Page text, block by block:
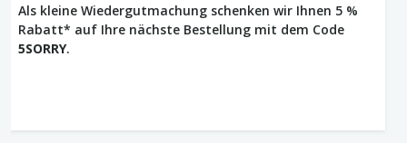
Als kleine Wiedergutmachung schenken wir Ihnen 5 %
Rabatt* auf Ihre nächste Bestellung mit dem Code
5SORRY.